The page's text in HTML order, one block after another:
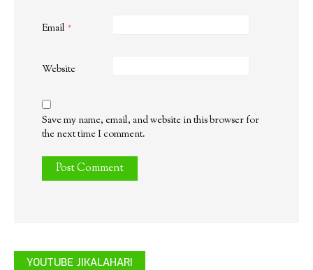
Email *
Website
Save my name, email, and website in this browser for
the next time I comment.
YOUTUBE JIKALAHARI